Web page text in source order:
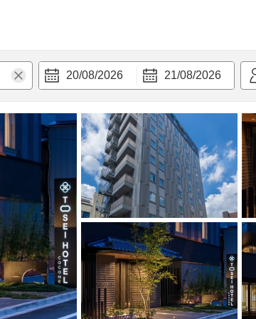
20/08/2026 21/08/2026